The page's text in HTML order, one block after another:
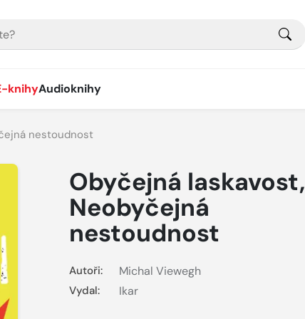
knihyAudioknihy
nestoudnost
Obyčejná laskavost,
Neobyčejná
nestoudnost
Autoři: Michal Viewegh
Vydal: Ikar